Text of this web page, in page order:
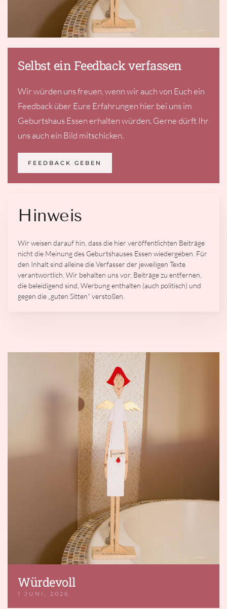
Selbst ein Feedback verfassen
Wir würden uns freuen, wenn wir auch von Euch ein
Feedback über Eure Erfahrungen hier bei uns im
Geburtshaus Essen erhalten würden. Gerne dürft Ihr
uns auch ein Bild mitschicken.
FEEDBACK GEBEN
Hinweis
Wir weisen darauf hin, dass die hier veröffentlichten Beiträge
nicht die Meinung des Geburtshauses Essen wiedergeben. Für
den Inhalt sind alleine die Verfasser der jeweiligen Texte
verantwortlich. Wir behalten uns vor, Beiträge zu entfernen,
die beleidigend sind, Werbung enthalten (auch politisch) und
gegen die „guten Sitten“ verstoßen.
Würdevoll
1 JUNI, 2026